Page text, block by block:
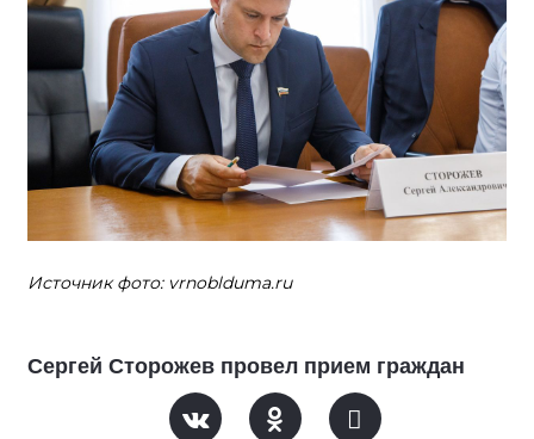
Источник фото: vrnoblduma.ru
Сергей Сторожев провел прием граждан